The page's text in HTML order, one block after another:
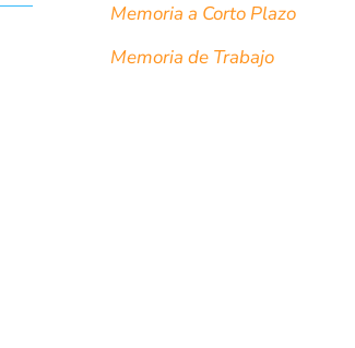
Memoria a Corto Plazo
Memoria de Trabajo